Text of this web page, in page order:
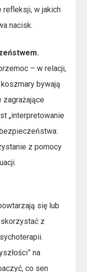
refleksji, w jakich
nacisk.
– w relacji,
bywają
zagrażające
„interpretowanie
z pomocy
się lub
skorzystać z
na
co sen